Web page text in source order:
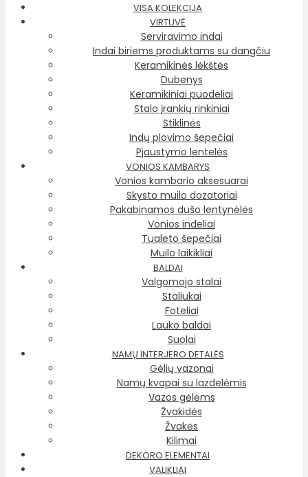
VISA KOLEKCIJA
VIRTUVĖ
Serviravimo indai
Indai biriems produktams su dangčiu
Keramikinės lėkštės
Dubenys
Keramikiniai puodeliai
Stalo įrankių rinkiniai
Stiklinės
Indų plovimo šepečiai
Pjaustymo lentelės
VONIOS KAMBARYS
Vonios kambario aksesuarai
Skysto muilo dozatoriai
Pakabinamos dušo lentynėlės
Vonios indeliai
Tualeto šepečiai
Muilo laikikliai
BALDAI
Valgomojo stalai
Staliukai
Foteliai
Lauko baldai
Suolai
NAMŲ INTERJERO DETALĖS
Gėlių vazonai
Namų kvapai su lazdelėmis
Vazos gėlėms
Žvakidės
Žvakės
Kilimai
DEKORO ELEMENTAI
VALIKLIAI